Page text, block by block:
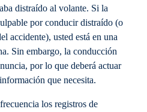
distraído al volante. Si la
por conducir distraído (o
accidente), usted está en una
Sin embargo, la conducción
por lo que deberá actuar
que necesita.
los registros de